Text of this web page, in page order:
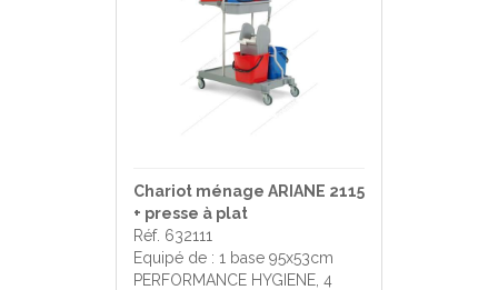
Chariot ménage ARIANE 2115
+ presse à plat
Réf. 632111
Equipé de : 1 base 95x53cm
PERFORMANCE HYGIENE, 4